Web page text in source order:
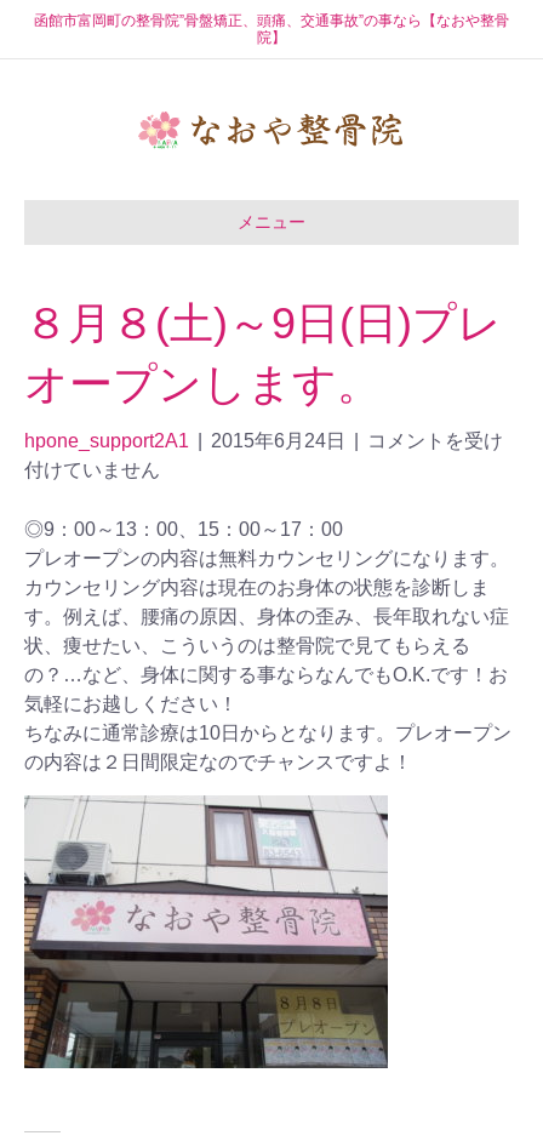
函館市富岡町の整骨院”骨盤矯正、頭痛、交通事故”の事なら【なおや整骨
院】
メニュー
８月８(土)～9日(日)プレ
オープンします。
hpone_support2A1 2015年6月24日
コメントを受け
付けていません
◎9：00～13：00、15：00～17：00
プレオープンの内容は無料カウンセリングになります。
カウンセリング内容は現在のお身体の状態を診断しま
す。例えば、腰痛の原因、身体の歪み、長年取れない症
状、痩せたい、こういうのは整骨院で見てもらえる
の？…など、身体に関する事ならなんでもO.K.です！お
気軽にお越しください！
ちなみに通常診療は10日からとなります。プレオープン
の内容は２日間限定なのでチャンスですよ！